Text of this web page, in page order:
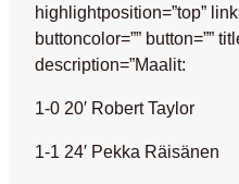
highlightposition=”top”
buttoncolor=”” button=””
description=”Maalit:
1-0 20′ Robert Taylor
1-1 24′ Pekka Räisänen